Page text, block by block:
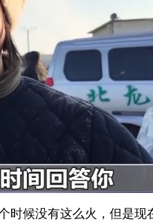
时候没有这么火，但是现